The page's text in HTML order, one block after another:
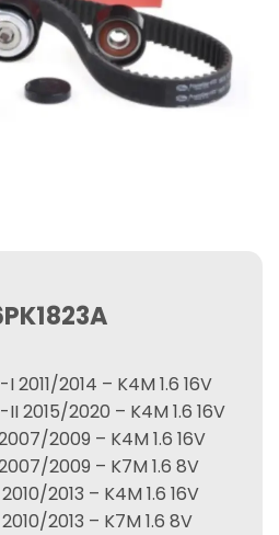
I 2011/2014 – K4M 1.6 16V
II 2015/2020 – K4M 1.6 16V
2009 – K4M 1.6 16V
2009 – K7M 1.6 8V
2013 – K4M 1.6 16V
2013 – K7M 1.6 8V